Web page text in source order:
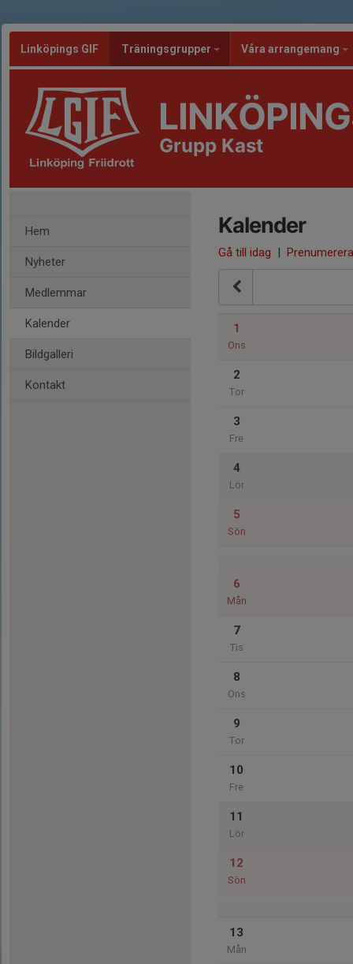
Linköpings GIF Träningsgrupper Våra arrangemang
Grupp Kast
Hem
Nyheter
Medlemmar
Kalender
Bildgalleri
Kontakt
Kalender
Gå till idag | Prenumerera
1
Ons
2
Tor
3
Fre
4
Lör
5
Sön
6
Mån
7
Tis
8
Ons
9
Tor
10
Fre
11
Lör
12
Sön
13
Mån